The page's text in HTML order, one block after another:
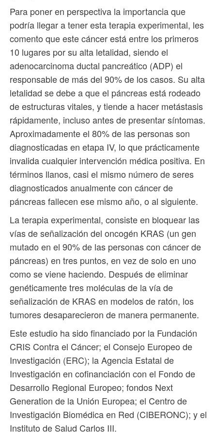
Para poner en perspectiva la importancia que
podría llegar a tener esta terapia experimental, les
comento que este cáncer está entre los primeros
10 lugares por su alta letalidad, siendo el
adenocarcinoma ductal pancreático (ADP) el
responsable de más del 90% de los casos. Su alta
letalidad se debe a que el páncreas está rodeado
de estructuras vitales, y tiende a hacer metástasis
rápidamente, incluso antes de presentar síntomas.
Aproximadamente el 80% de las personas son
diagnosticadas en etapa IV, lo que prácticamente
invalida cualquier intervención médica positiva. En
términos llanos, casi el mismo número de seres
diagnosticados anualmente con cáncer de
páncreas fallecen ese mismo año, o al siguiente.
La terapia experimental, consiste en bloquear las
vías de señalización del oncogén KRAS (un gen
mutado en el 90% de las personas con cáncer de
páncreas) en tres puntos, en vez de solo en uno
como se viene haciendo. Después de eliminar
genéticamente tres moléculas de la vía de
señalización de KRAS en modelos de ratón, los
tumores desaparecieron de manera permanente.
Este estudio ha sido financiado por la Fundación
CRIS Contra el Cáncer; el Consejo Europeo de
Investigación (ERC); la Agencia Estatal de
Investigación en cofinanciación con el Fondo de
Desarrollo Regional Europeo; fondos Next
Generation de la Unión Europea; el Centro de
Investigación Biomédica en Red (CIBERONC); y el
Instituto de Salud Carlos III.